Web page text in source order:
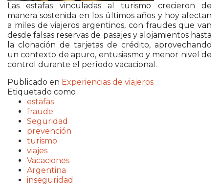
Las estafas vinculadas al turismo crecieron de
manera sostenida en los últimos años y hoy afectan
a miles de viajeros argentinos, con fraudes que van
desde falsas reservas de pasajes y alojamientos hasta
la clonación de tarjetas de crédito, aprovechando
un contexto de apuro, entusiasmo y menor nivel de
control durante el período vacacional.
Publicado en Experiencias de viajeros
Etiquetado como
estafas
fraude
Seguridad
prevención
turismo
viajes
Vacaciones
Argentina
inseguridad